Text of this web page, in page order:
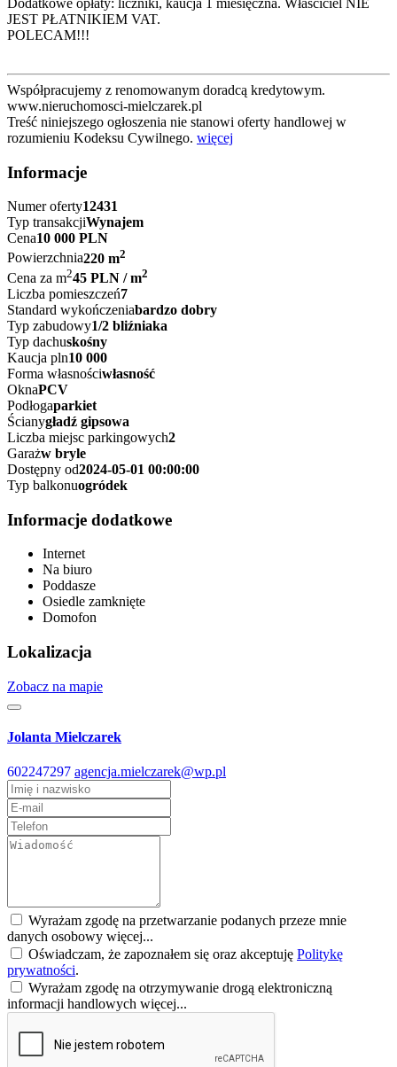
JEST PŁATNIKIEM VAT.
POLECAM!!!
Współpracujemy z renomowanym doradcą kredytowym.
www.nieruchomosci-mielczarek.pl
Treść niniejszego ogłoszenia nie stanowi oferty handlowej w
rozumieniu Kodeksu Cywilnego. więcej
Informacje
Numer oferty12431
Typ transakcjiWynajem
Cena10 000 PLN
Powierzchnia220 m2
Cena za m245 PLN / m2
Liczba pomieszczeń7
Standard wykończeniabardzo dobry
Typ zabudowy1/2 bliźniaka
Typ dachuskośny
Kaucja pln10 000
Forma własnościwłasność
OknaPCV
Podłogaparkiet
Ścianygładź gipsowa
Liczba miejsc parkingowych2
Garażw bryle
Dostępny od2024-05-01 00:00:00
Typ balkonuogródek
Informacje dodatkowe
Internet
Na biuro
Poddasze
Osiedle zamknięte
Domofon
Lokalizacja
Zobacz na mapie
Jolanta Mielczarek
602247297 agencja.mielczarek@wp.pl
Wyrażam zgodę na przetwarzanie podanych przeze mnie
danych osobowy więcej...
Oświadczam, że zapoznałem się oraz akceptuję Politykę
prywatności.
Wyrażam zgodę na otrzymywanie drogą elektroniczną
informacji handlowych więcej...